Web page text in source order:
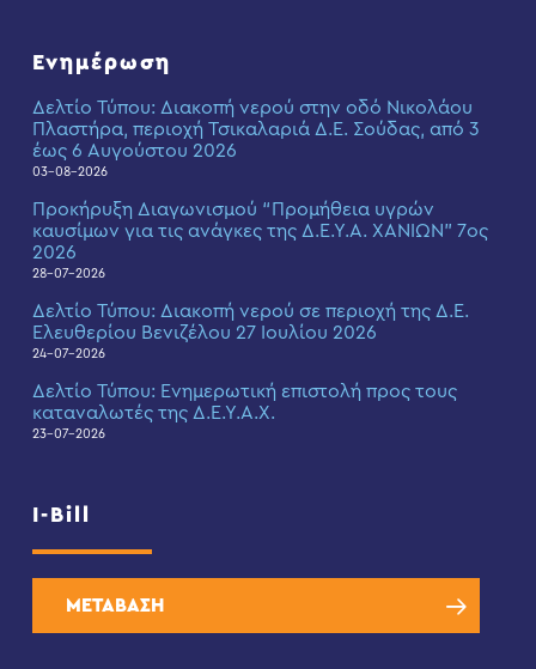
Ενημέρωση
Δελτίο Τύπου: Διακοπή νερού στην οδό Νικολάου
Πλαστήρα, περιοχή Τσικαλαριά Δ.Ε. Σούδας, από 3
έως 6 Αυγούστου 2026
03-08-2026
Προκήρυξη Διαγωνισμού “Προμήθεια υγρών
καυσίμων για τις ανάγκες της Δ.Ε.Υ.Α. ΧΑΝΙΩΝ” 7ος
2026
28-07-2026
Δελτίο Τύπου: Διακοπή νερού σε περιοχή της Δ.Ε.
Ελευθερίου Βενιζέλου 27 Ιουλίου 2026
24-07-2026
Δελτίο Τύπου: Eνημερωτική επιστολή προς τους
καταναλωτές της Δ.Ε.Υ.Α.Χ.
23-07-2026
I-Bill
ΜΕΤΑΒΑΣΗ